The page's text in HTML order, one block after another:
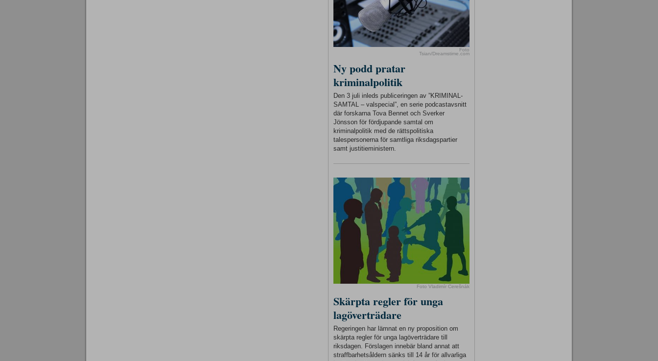
Foto
Tsian/Dreamstime.com
Ny podd pratar
kriminalpolitik
Den 3 juli inleds publiceringen av ”KRIMINAL-
SAMTAL – valspecial”, en serie podcastavsnitt
där forskarna Tova Bennet och Sverker
Jönsson för fördjupande samtal om
kriminalpolitik med de rättspolitiska
talespersonerna för samtliga riksdagspartier
samt justitieministern.
Foto Vladimír Cerešnák
Skärpta regler för unga
lagöverträdare
Regeringen har lämnat en ny proposition om
skärpta regler för unga lagöverträdare till
riksdagen. Förslagen innebär bland annat att
straffbarhetsåldern sänks till 14 år för allvarliga